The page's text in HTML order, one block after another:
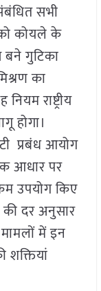
सभी
को कोयले के
गुटिका
का
राष्ट्रीय
होगा।
प्रबंध आयोग
आधार पर
उपयोग किए
की दर अनुसार
में इन